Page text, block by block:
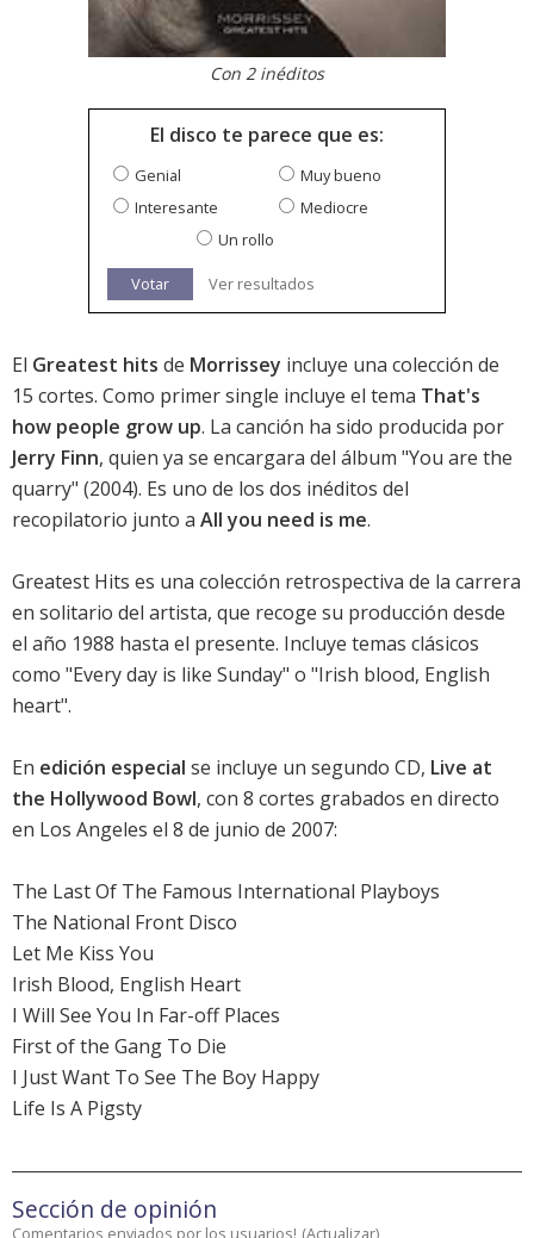
Con 2 inéditos
El disco te parece que es:
Genial
Muy bueno
Interesante
Mediocre
Un rollo
Votar Ver resultados
El Greatest hits de Morrissey incluye una colección de
15 cortes. Como primer single incluye el tema That's
how people grow up. La canción ha sido producida por
Jerry Finn, quien ya se encargara del álbum "You are the
quarry" (2004). Es uno de los dos inéditos del
recopilatorio junto a All you need is me.
Greatest Hits es una colección retrospectiva de la carrera
en solitario del artista, que recoge su producción desde
el año 1988 hasta el presente. Incluye temas clásicos
como "Every day is like Sunday" o "Irish blood, English
heart".
En edición especial se incluye un segundo CD, Live at
the Hollywood Bowl, con 8 cortes grabados en directo
en Los Angeles el 8 de junio de 2007:
The Last Of The Famous International Playboys
The National Front Disco
Let Me Kiss You
Irish Blood, English Heart
I Will See You In Far-off Places
First of the Gang To Die
I Just Want To See The Boy Happy
Life Is A Pigsty
Sección de opinión
Comentarios enviados por los usuarios! (Actualizar)